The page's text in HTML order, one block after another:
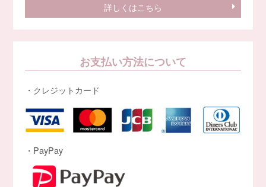
詳しくはこちら
お支払い方法について
・クレジットカード
・PayPay